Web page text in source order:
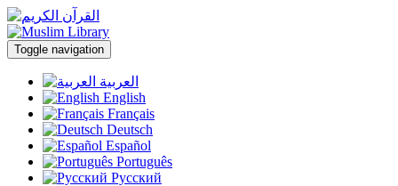
Toggle navigation
العربية
English
Français
Deutsch
Español
Português
Русский